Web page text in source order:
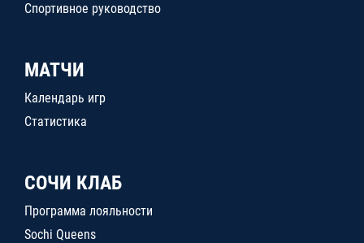
Спортивное руководство
МАТЧИ
Календарь игр
Статистика
СОЧИ КЛАБ
Программа лояльности
Sochi Queens